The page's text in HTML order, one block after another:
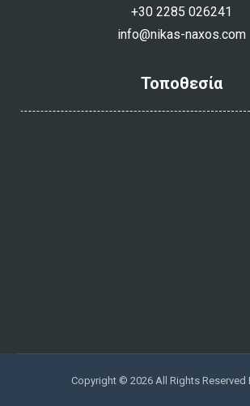
+30 2285 026241
info@nikas-naxos.com
Τοποθεσία
Copyright © 2026 All Rights Reserved